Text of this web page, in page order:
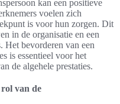
kan een positieve
voelen zich
is voor hun zorgen. Dit
in de organisatie en een
Het bevorderen van een
is essentieel voor het
de algehele prestaties.
van de